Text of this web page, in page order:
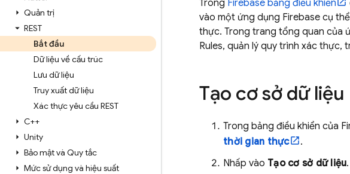
Quản trị
REST
Bắt đầu
Dữ liệu về cấu trúc
Lưu dữ liệu
Truy xuất dữ liệu
Xác thực yêu cầu REST
C++
Unity
Bảo mật và Quy tắc
Mức sử dụng và hiệu suất
Trong Firebase bảng điều khiển
vào một ứng dụng Firebase cụ
thực. Trong trang tổng quan của
Rules, quản lý quy trình xác thực,
Tạo cơ sở dữ liệu
Trong bảng điều khiển của
thời gian thực
.
Nhấp vào Tạo cơ sở dữ liệu.